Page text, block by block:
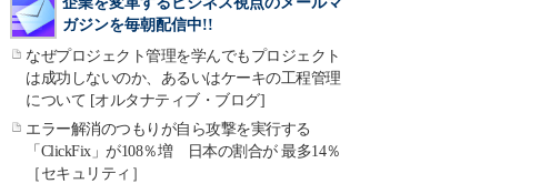
ガジンを毎朝配信中!!
なぜプロジェクト管理を学んでもプロジェクト
は成功しないのか、あるいはケーキの工程管理
について [オルタナティブ・ブログ]
エラー解消のつもりが自ら攻撃を実行する
「ClickFix」が108％増 日本の割合が 最多14％
［セキュリティ］